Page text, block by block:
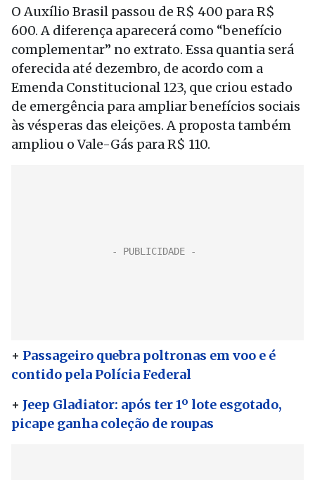
O Auxílio Brasil passou de R$ 400 para R$
600. A diferença aparecerá como “benefício
complementar” no extrato. Essa quantia será
oferecida até dezembro, de acordo com a
Emenda Constitucional 123, que criou estado
de emergência para ampliar benefícios sociais
às vésperas das eleições. A proposta também
ampliou o Vale-Gás para R$ 110.
+ Passageiro quebra poltronas em voo e é
contido pela Polícia Federal
+ Jeep Gladiator: após ter 1º lote esgotado,
picape ganha coleção de roupas